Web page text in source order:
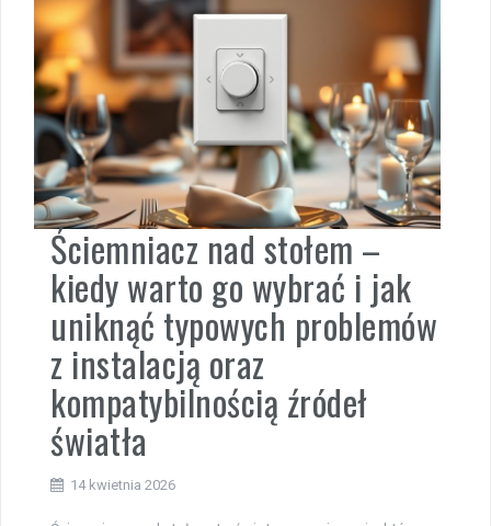
Ściemniacz nad stołem –
kiedy warto go wybrać i jak
uniknąć typowych problemów
z instalacją oraz
kompatybilnością źródeł
światła
14 kwietnia 2026